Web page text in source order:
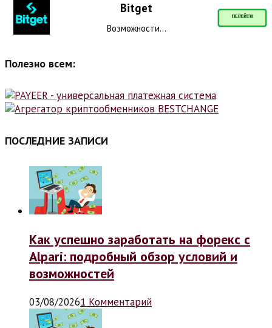
Bitget
ПЕРЕЙТИ
Возможности...
Полезно всем:
ПОСЛЕДНИЕ ЗАПИСИ
Как успешно заработать на форекс с
Alpari: подробный обзор условий и
возможностей
03/08/20261 Комментарий